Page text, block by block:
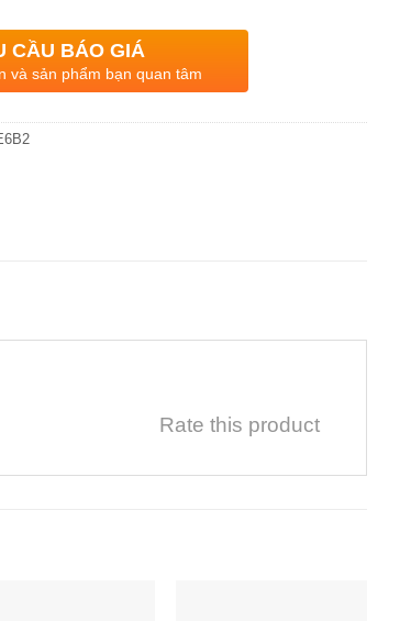
CẦU BÁO GIÁ
và sản phẩm bạn quan tâm
Rate this product